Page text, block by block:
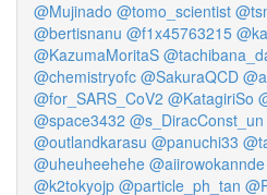
@Mujinado @tomo_scientist
@bertisnanu @f1x45763215
@KazumaMoritaS
@chemistryofc @SakuraQCD
@for_SARS_CoV2 @KatagiriSo
@space3432 @s_DiracConst_un
@outlandkarasu @panuchi33
@uheuheehehe @aiirowokannde
@k2tokyojp @particle_ph_tan